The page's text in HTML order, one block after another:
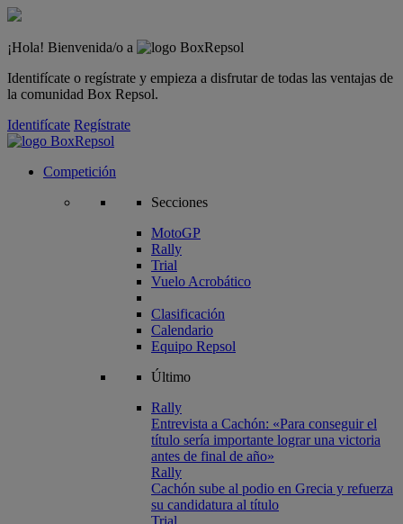
¡Hola! Bienvenida/o a
Identifícate o regístrate y empieza a disfrutar de todas las ventajas de
la comunidad Box Repsol.
Identifícate Regístrate
Competición
Secciones
MotoGP
Rally
Trial
Vuelo Acrobático
Clasificación
Calendario
Equipo Repsol
Último
Rally
Entrevista a Cachón: «Para conseguir el
título sería importante lograr una victoria
antes de final de año»
Rally
Cachón sube al podio en Grecia y refuerza
su candidatura al título
Trial